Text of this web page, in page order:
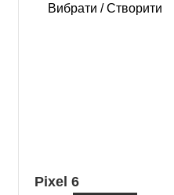
Вибрати /Створити
Pixel 6